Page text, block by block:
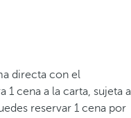
directa con el
1 cena a la carta, sujeta a
reservar 1 cena por